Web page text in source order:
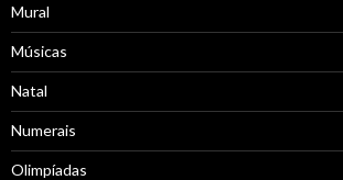
Mural
Músicas
Natal
Numerais
Olimpíadas